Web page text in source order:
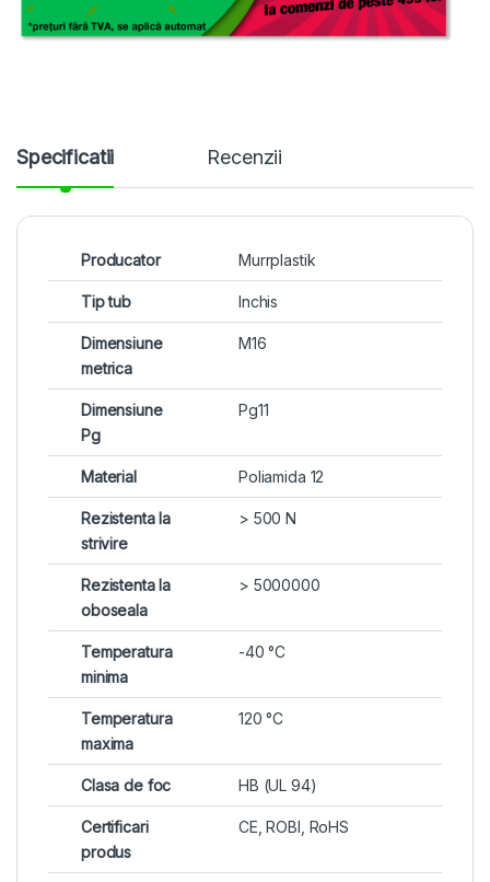
Specificatii Recenzii
Producator Murrplastik
Tip tub Inchis
Dimensiune
metrica
M16
Dimensiune
Pg
Pg11
Material Poliamida 12
Rezistenta la
strivire
> 500 N
Rezistenta la
oboseala
> 5000000
Temperatura
minima
-40 °C
Temperatura
maxima
120 °C
Clasa de foc HB (UL 94)
Certificari
produs
CE, ROBI, RoHS